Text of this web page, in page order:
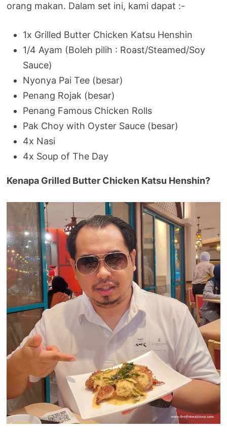
orang makan. Dalam set ini, kami dapat :-
1x Grilled Butter Chicken Katsu Henshin
1/4 Ayam (Boleh pilih : Roast/Steamed/Soy
Sauce)
Nyonya Pai Tee (besar)
Penang Rojak (besar)
Penang Famous Chicken Rolls
Pak Choy with Oyster Sauce (besar)
4x Nasi
4x Soup of The Day
Kenapa Grilled Butter Chicken Katsu Henshin?